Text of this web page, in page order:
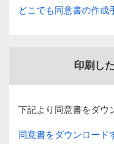
どこでも同意書の作成
印刷し
下記より同意書をダウ
同意書をダウンロード